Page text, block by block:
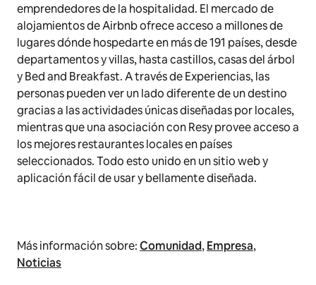
emprendedores de la hospitalidad. El mercado de
alojamientos de Airbnb ofrece acceso a millones de
lugares dónde hospedarte en más de 191 países, desde
departamentos y villas, hasta castillos, casas del árbol
y Bed and Breakfast. A través de Experiencias, las
personas pueden ver un lado diferente de un destino
gracias a las actividades únicas diseñadas por locales,
mientras que una asociación con Resy provee acceso a
los mejores restaurantes locales en países
seleccionados. Todo esto unido en un sitio web y
aplicación fácil de usar y bellamente diseñada.
Más información sobre:Comunidad,Empresa,
Noticias